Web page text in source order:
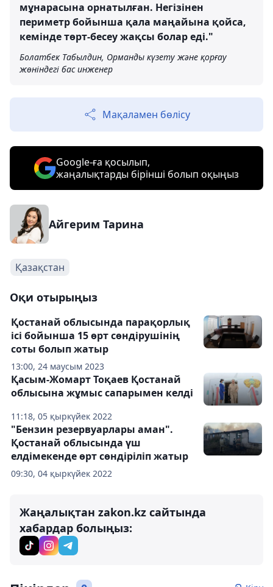
мұнарасына орнатылған. Негізінен
периметр бойынша қала маңайына қойса,
кемінде төрт-бесеу жақсы болар еді."
Болатбек Табылдин, Орманды күзету және қорғау
жөніндегі бас инженер
Мақаламен бөлісу
Google-ға қосылып,
жаңалықтарды бірінші болып оқыңыз
Айгерим Тарина
Қазақстан
Оқи отырыңыз
13:00, 24 маусым 2023
Қостанай облысында парақорлық
ісі бойынша 15 өрт сөндірушінің
соты болып жатыр
11:18, 05 қыркүйек 2022
Қасым-Жомарт Тоқаев Қостанай
облысына жұмыс сапарымен келді
09:30, 04 қыркүйек 2022
"Бензин резервуарлары аман".
Қостанай облысында үш
елдімекенде өрт сөндіріліп жатыр
Жаңалықтан zakon.kz сайтында
хабардар болыңыз: